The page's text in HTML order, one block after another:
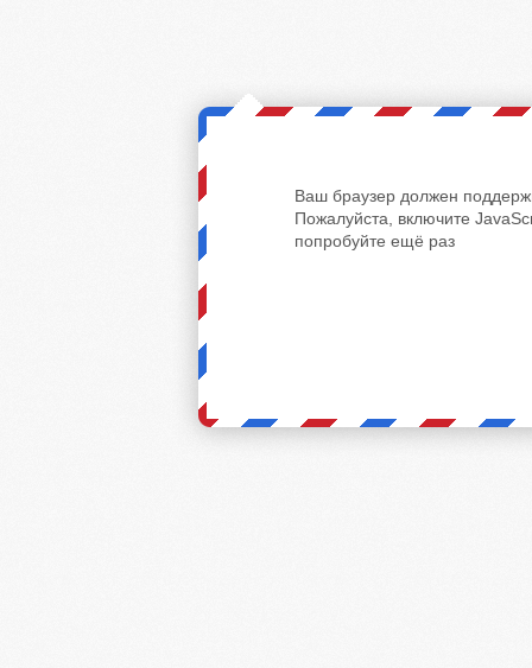
Ваш браузер должен
Пожалуйста, включите
попробуйте ещё раз